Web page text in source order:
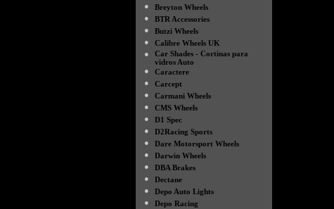
●
Breyton Wheels
●
BTR Accessories
●
Butzi Wheels
●
Calibre Wheels UK
●
Car Shades - Cortinas para
vidros Auto
●
Caractere
●
Carcept
●
Carmani Wheels
●
CMS Wheels
●
D1 Spec
●
D2Racing Sports
●
Dare Motorsport Wheels
●
Darwin Wheels
●
DBA Brakes
●
Dectane
●
Depo Auto Lights
●
Depo Racing